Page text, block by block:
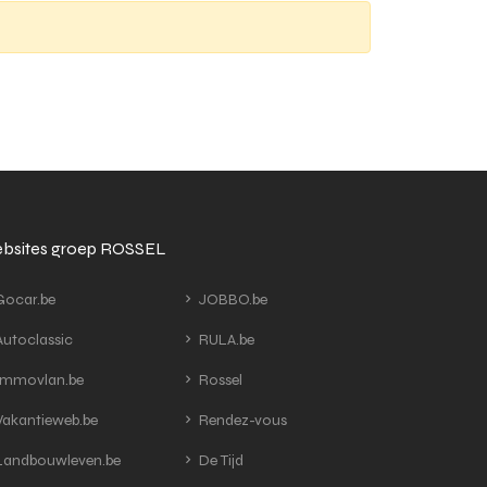
groep ROSSEL
JOBBO.be
RULA.be
Rossel
Rendez-vous
De Tijd